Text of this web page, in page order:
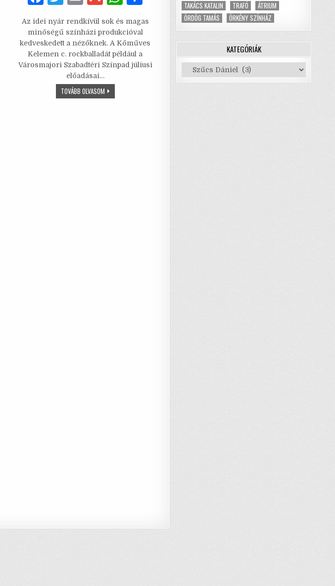
c
e
b
it
te
r
ai
l
ai
l
at
s
A
ar
e
Az idei nyár rendkívül sok és magas
minőségű színházi produkcióval
kedveskedett a nézőknek. A Kőműves
Kelemen c. rockballadát például a
Városmajori Szabadtéri Színpad júliusi
előadásai…
TOVÁBB OLVASOMKŐMŰVES
KELEMEN
TAKÁCS KATALIN
TRAFÓ
ÁTRIUM
ÖRDÖG TAMÁS
ÖRKÉNY SZÍNHÁZ
KATEGÓRIÁK
Kategóriák